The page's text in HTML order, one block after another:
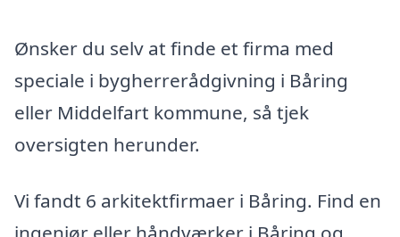
Ønsker du selv at finde et firma med
speciale i bygherrerådgivning i Båring
eller Middelfart kommune, så tjek
oversigten herunder.
Vi fandt 6 arkitektfirmaer i Båring. Find en